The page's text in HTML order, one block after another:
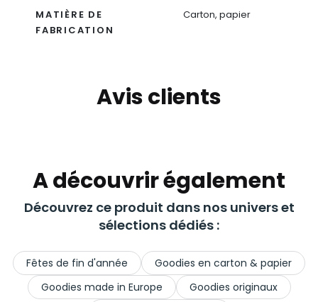
MATIÈRE DE
FABRICATION
Carton, papier
Avis clients
A découvrir également
Découvrez ce produit dans nos univers et
sélections dédiés :
Fêtes de fin d'année
Goodies en carton & papier
Goodies made in Europe
Goodies originaux